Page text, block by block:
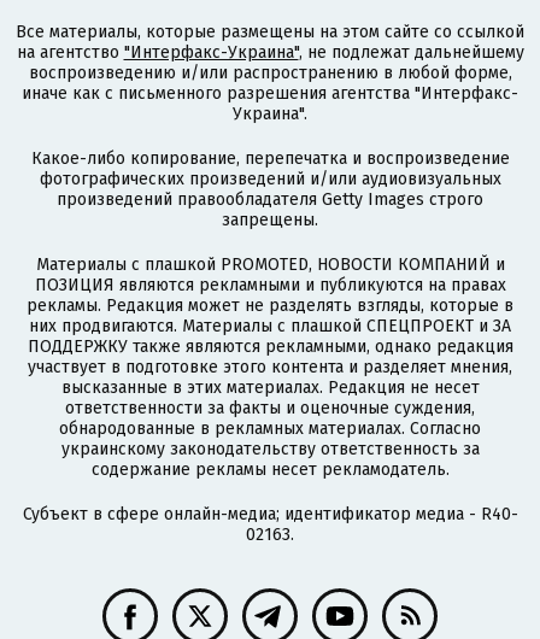
Все материалы, которые размещены на этом сайте со ссылкой
на агентство "Интерфакс-Украина", не подлежат дальнейшему
воспроизведению и/или распространению в любой форме,
иначе как с письменного разрешения агентства "Интерфакс-
Украина".
Какое-либо копирование, перепечатка и воспроизведение
фотографических произведений и/или аудиовизуальных
произведений правообладателя Getty Images строго
запрещены.
Материалы с плашкой PROMOTED, НОВОСТИ КОМПАНИЙ и
ПОЗИЦИЯ являются рекламными и публикуются на правах
рекламы. Редакция может не разделять взгляды, которые в
них продвигаются. Материалы с плашкой СПЕЦПРОЕКТ и ЗА
ПОДДЕРЖКУ также являются рекламными, однако редакция
участвует в подготовке этого контента и разделяет мнения,
высказанные в этих материалах. Редакция не несет
ответственности за факты и оценочные суждения,
обнародованные в рекламных материалах. Согласно
украинскому законодательству ответственность за
содержание рекламы несет рекламодатель.
Субъект в сфере онлайн-медиа; идентификатор медиа - R40-
02163.